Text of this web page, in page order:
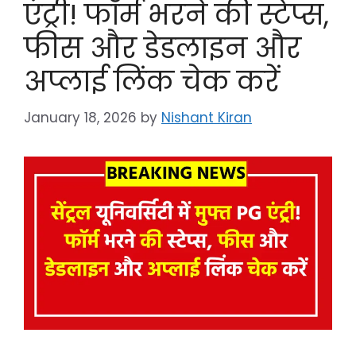
एंट्री! फॉर्म भरने की स्टेप्स,
फीस और डेडलाइन और
अप्लाई लिंक चेक करें
January 18, 2026 by Nishant Kiran